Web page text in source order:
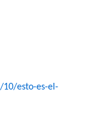
10/esto-es-el-